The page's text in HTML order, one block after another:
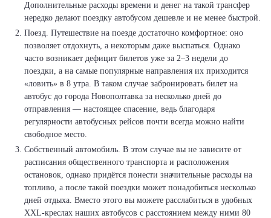
Дополнительные расходы времени и денег на такой трансфер
нередко делают поездку автобусом дешевле и не менее быстрой.
Поезд. Путешествие на поезде достаточно комфортное: оно
позволяет отдохнуть, а некоторым даже выспаться. Однако
часто возникает дефицит билетов уже за 2–3 недели до
поездки, а на самые популярные направления их приходится
«ловить» в 8 утра. В таком случае забронировать билет на
автобус до города Новополтавка за несколько дней до
отправления — настоящее спасение, ведь благодаря
регулярности автобусных рейсов почти всегда можно найти
свободное место.
Собственный автомобиль. В этом случае вы не зависите от
расписания общественного транспорта и расположения
остановок, однако придётся понести значительные расходы на
топливо, а после такой поездки может понадобиться несколько
дней отдыха. Вместо этого вы можете расслабиться в удобных
XXL-креслах наших автобусов с расстоянием между ними 80